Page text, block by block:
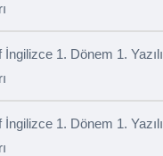
İngilizce 1. Dönem 1. Yazılı
İngilizce 1. Dönem 1. Yazılı